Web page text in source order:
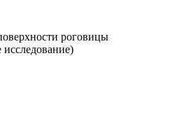
роговицы
исследование)